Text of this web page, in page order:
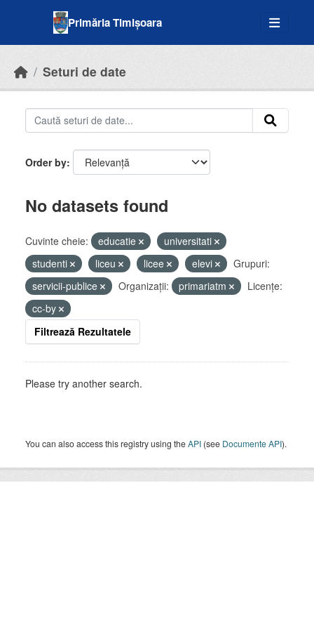
Primăria Timișoara
Seturi de date
Order by
No datasets found
Cuvinte cheie: educatie
universitati
studenti
liceu licee elevi
Grupuri:
servicii-publice
Organizații: primariatm
Licenţe:
cc-by
Filtrează Rezultatele
Please try another search.
You can also access this registry using theAPI (see Documente API).